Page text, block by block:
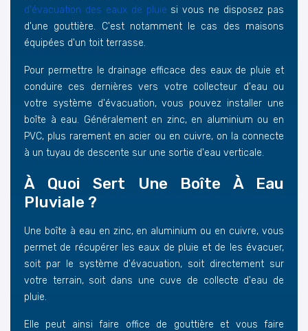
d'évacuation des eaux de pluie si vous ne disposez pas
d'une gouttière. C'est notamment le cas des maisons
équipées d'un toit terrasse.
Pour permettre le drainage efficace des eaux de pluie et
conduire ces dernières vers votre collecteur d'eau ou
votre système d'évacuation, vous pouvez installer une
boîte à eau. Généralement en zinc, en aluminium ou en
PVC, plus rarement en acier ou en cuivre, on la connecte
à un tuyau de descente sur une sortie d'eau verticale.
À Quoi Sert Une Boîte À Eau
Pluviale ?
Une boîte à eau en zinc, en aluminium ou en cuivre, vous
permet de récupérer les eaux de pluie et de les évacuer,
soit par le système d'évacuation, soit directement sur
votre terrain, soit dans une cuve de collecte d'eau de
pluie.
Elle peut ainsi faire office de gouttière et vous faire